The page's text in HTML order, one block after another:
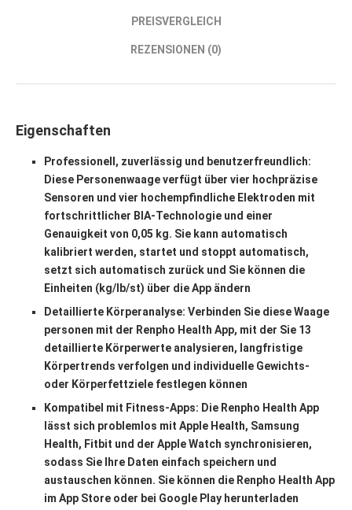
PREISVERGLEICH
REZENSIONEN (0)
Eigenschaften
Professionell, zuverlässig und benutzerfreundlich:
Diese Personenwaage verfügt über vier hochpräzise
Sensoren und vier hochempfindliche Elektroden mit
fortschrittlicher BIA-Technologie und einer
Genauigkeit von 0,05 kg. Sie kann automatisch
kalibriert werden, startet und stoppt automatisch,
setzt sich automatisch zurück und Sie können die
Einheiten (kg/lb/st) über die App ändern
Detaillierte Körperanalyse: Verbinden Sie diese Waage
personen mit der Renpho Health App, mit der Sie 13
detaillierte Körperwerte analysieren, langfristige
Körpertrends verfolgen und individuelle Gewichts-
oder Körperfettziele festlegen können
Kompatibel mit Fitness-Apps: Die Renpho Health App
lässt sich problemlos mit Apple Health, Samsung
Health, Fitbit und der Apple Watch synchronisieren,
sodass Sie Ihre Daten einfach speichern und
austauschen können. Sie können die Renpho Health App
im App Store oder bei Google Play herunterladen